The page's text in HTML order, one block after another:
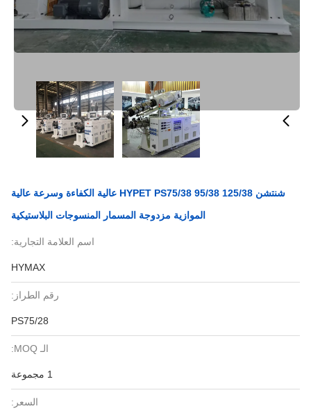
شنتشن HYPET PS75/38 95/38 125/38 عالية الكفاءة وسرعة عالية
الموازية مزدوجة المسمار المنسوجات البلاستيكية
اسم العلامة التجارية:
HYMAX
رقم الطراز:
PS75/28
الـ MOQ:
السعر: